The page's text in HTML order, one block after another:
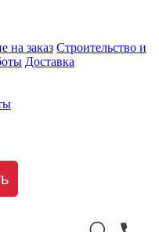
на заказ Строительство и
Доставка